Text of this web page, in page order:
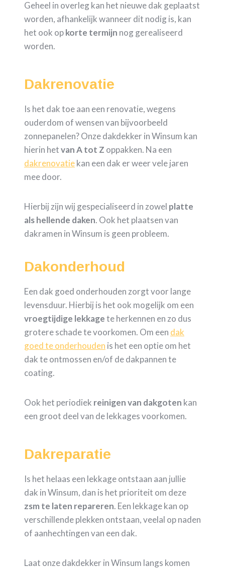
Geheel in overleg kan het nieuwe dak geplaatst
worden, afhankelijk wanneer dit nodig is, kan
het ook opkorte termijn nog gerealiseerd
worden.
Dakrenovatie
Is het dak toe aan een renovatie, wegens
ouderdom of wensen van bijvoorbeeld
zonnepanelen? Onze dakdekker in Winsum kan
hierin hetvan A tot Z oppakken. Na een
dakrenovatiekan een dak er weer vele jaren
mee door.
Hierbij zijn wij gespecialiseerd in zowel platte
als hellende daken. Ook het plaatsen van
dakramen in Winsum is geen probleem.
Dakonderhoud
Een dak goed onderhouden zorgt voor lange
levensduur. Hierbij is het ook mogelijk om een
vroegtijdige lekkagete herkennen en zo dus
grotere schade te voorkomen. Om een dak
goed te onderhouden is het een optie om het
dak te ontmossen en/of de dakpannen te
coating.
Ook het periodiek reinigen van dakgoten kan
een groot deel van de lekkages voorkomen.
Dakreparatie
Is het helaas een lekkage ontstaan aan jullie
dak in Winsum, dan is het prioriteit om deze
zsm te laten repareren. Een lekkage kan op
verschillende plekken ontstaan, veelal op naden
of aanhechtingen van een dak.
Laat onze dakdekker in Winsum langs komen